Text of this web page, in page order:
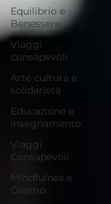
Equilibrio e
Benessere
Viaggi
consapevoli
Arte cultura e
solidarietà
Educazione e
insegnamento
Viaggi
Consapevoli
Mindfulnes e
Olismo